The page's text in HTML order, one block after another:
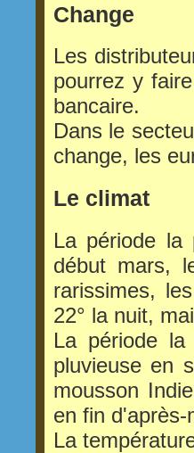
Change
Les
pourrez y
bancaire.
Dans le
change, les
Le climat
La période
début mars,
rarissimes,
22° la nuit,
La période
pluvieuse en
mousson
en fin d'après-
La